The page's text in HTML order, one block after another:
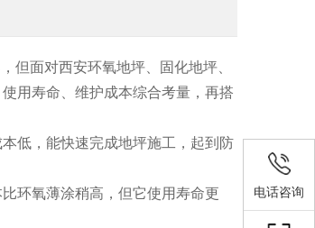
但面对西安环氧地坪、固化地坪、
用寿命、维护成本综合考量，再搭
低，能快速完成地坪施工，起到防
环氧薄涂稍高，但它使用寿命更
电话咨询